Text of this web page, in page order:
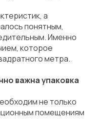
а
понятным,
Именно
которое
метра.
важна упаковка
не только
помещениям